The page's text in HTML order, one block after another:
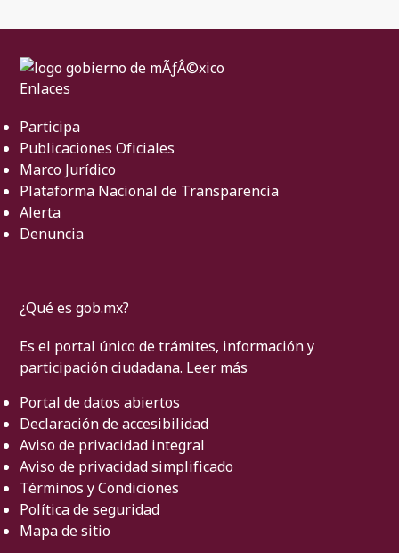
Enlaces
Participa
Publicaciones Oficiales
Marco Jurídico
Plataforma Nacional de Transparencia
Alerta
Denuncia
¿Qué es gob.mx?
Es el portal único de trámites, información y
participación ciudadana. Leer más
Portal de datos abiertos
Declaración de accesibilidad
Aviso de privacidad integral
Aviso de privacidad simplificado
Términos y Condiciones
Política de seguridad
Mapa de sitio